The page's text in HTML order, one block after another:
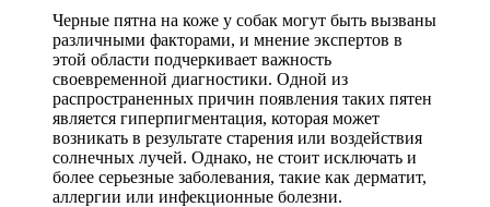
Черные пятна на коже у собак могут быть вызваны
различными факторами, и мнение экспертов в
этой области подчеркивает важность
своевременной диагностики. Одной из
распространенных причин появления таких пятен
является гиперпигментация, которая может
возникать в результате старения или воздействия
солнечных лучей. Однако, не стоит исключать и
более серьезные заболевания, такие как дерматит,
аллергии или инфекционные болезни.